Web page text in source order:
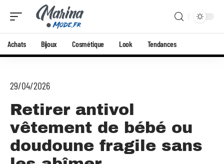
Achats Bijoux Cosmétique Look Tendances
29/04/2026
Retirer antivol
vêtement de bébé ou
doudoune fragile sans